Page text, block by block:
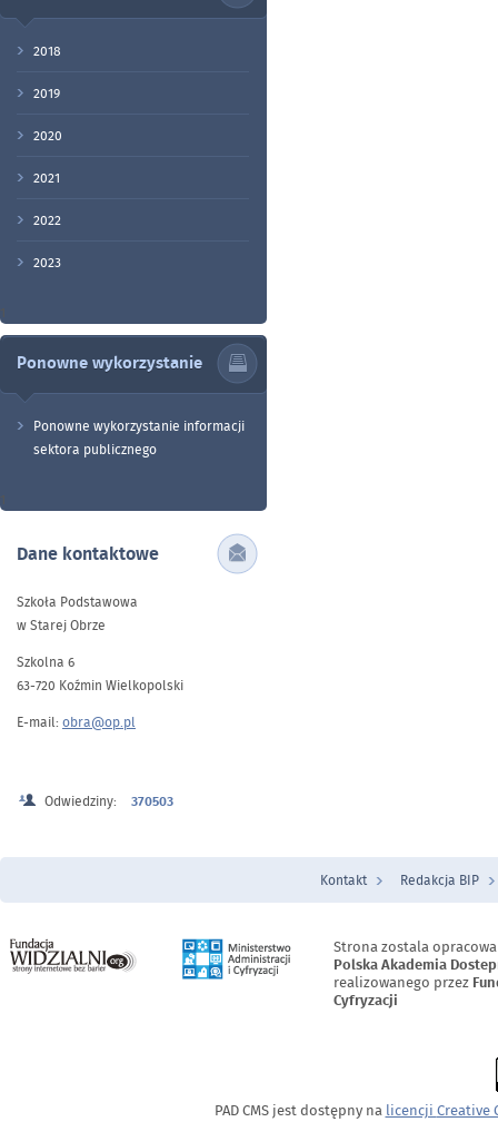
2018
2019
2020
2021
2022
2023
Ponowne wykorzystanie
Ponowne wykorzystanie informacji
sektora publicznego
Dane kontaktowe
Szkoła Podstawowa
w Starej Obrze
Szkolna 6
63-720 Koźmin Wielkopolski
E-mail: obra@op.pl
Odwiedziny: 370503
Menu Stopka
Kontakt Redakcja BIP
Strona zostala
Polska Akademia
realizowanego przez
Cyfryzacji
PAD CMS jest dostępny na licencji Creative